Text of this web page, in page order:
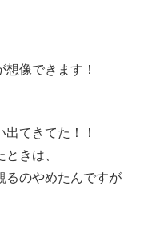
像できます！
てきてた！！
きは、
るのやめたんですが